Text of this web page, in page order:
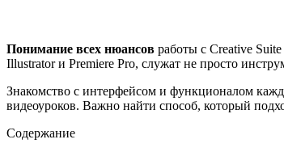
Понимание всех нюансов работы с Creative
Illustrator и Premiere Pro, служат не просто
Знакомство с интерфейсом и функционалом
видеоуроков. Важно найти способ, который
Содержание